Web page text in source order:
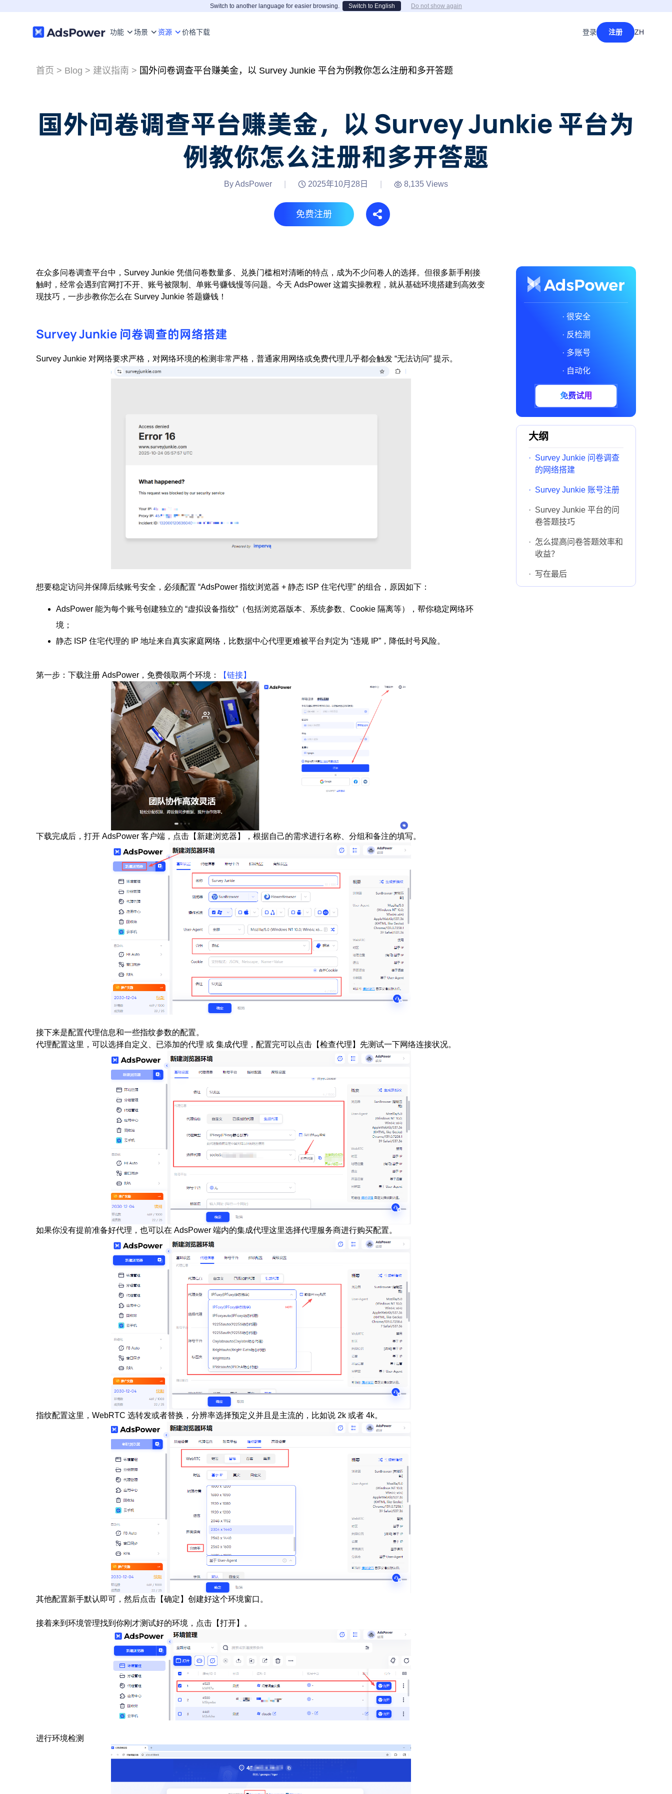
Switch to another language for easier browsing. Switch to English Do not show again
功能 场景 资源 价格下载 登录 注册 ZH
首页 > Blog > 建议指南 > 国外问卷调查平台赚美金，以 Survey Junkie 平台为例教你怎么注册和多开答题
国外问卷调查平台赚美金，以 Survey Junkie 平台为
例教你怎么注册和多开答题
By AdsPower 2025年10月28日 8,135 Views
免费注册
在众多问卷调查平台中，Survey Junkie 凭借问卷数量多、兑换门槛相对清晰的特点，成为不少问卷人的选择。但很多新手刚接
触时，经常会遇到官网打不开、账号被限制、单账号赚钱慢等问题。今天 AdsPower 这篇实操教程，就从基础环境搭建到高效变
现技巧，一步步教你怎么在 Survey Junkie 答题赚钱！
Survey Junkie 问卷调查的网络搭建
Survey Junkie 对网络要求严格，对网络环境的检测非常严格，普通家用网络或免费代理几乎都会触发 “无法访问” 提示。
想要稳定访问并保障后续账号安全，必须配置 “AdsPower 指纹浏览器 + 静态 ISP 住宅代理” 的组合，原因如下：
AdsPower 能为每个账号创建独立的 “虚拟设备指纹”（包括浏览器版本、系统参数、Cookie 隔离等），帮你稳定网络环
境；
静态 ISP 住宅代理的 IP 地址来自真实家庭网络，比数据中心代理更难被平台判定为 “违规 IP”，降低封号风险。
第一步：下载注册 AdsPower，免费领取两个环境： 【链接】
下载完成后，打开 AdsPower 客户端，点击【新建浏览器】，根据自己的需求进行名称、分组和备注的填写。
接下来是配置代理信息和一些指纹参数的配置。
代理配置这里，可以选择自定义、已添加的代理 或 集成代理，配置完可以点击【检查代理】先测试一下网络连接状况。
如果你没有提前准备好代理，也可以在 AdsPower 端内的集成代理这里选择代理服务商进行购买配置。
指纹配置这里，WebRTC 选转发或者替换，分辨率选择预定义并且是主流的，比如说 2k 或者 4k。
其他配置新手默认即可，然后点击【确定】创建好这个环境窗口。
接着来到环境管理找到你刚才测试好的环境，点击【打开】。
进行环境检测
· 很安全
· 反检测
· 多账号
· 自动化
免费试用
大纲
· Survey Junkie 问卷调查
的网络搭建
· Survey Junkie 账号注册
· Survey Junkie 平台的问
卷答题技巧
· 怎么提高问卷答题效率和
收益？
· 写在最后